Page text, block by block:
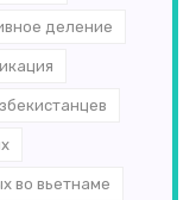
деление
во вьетнаме